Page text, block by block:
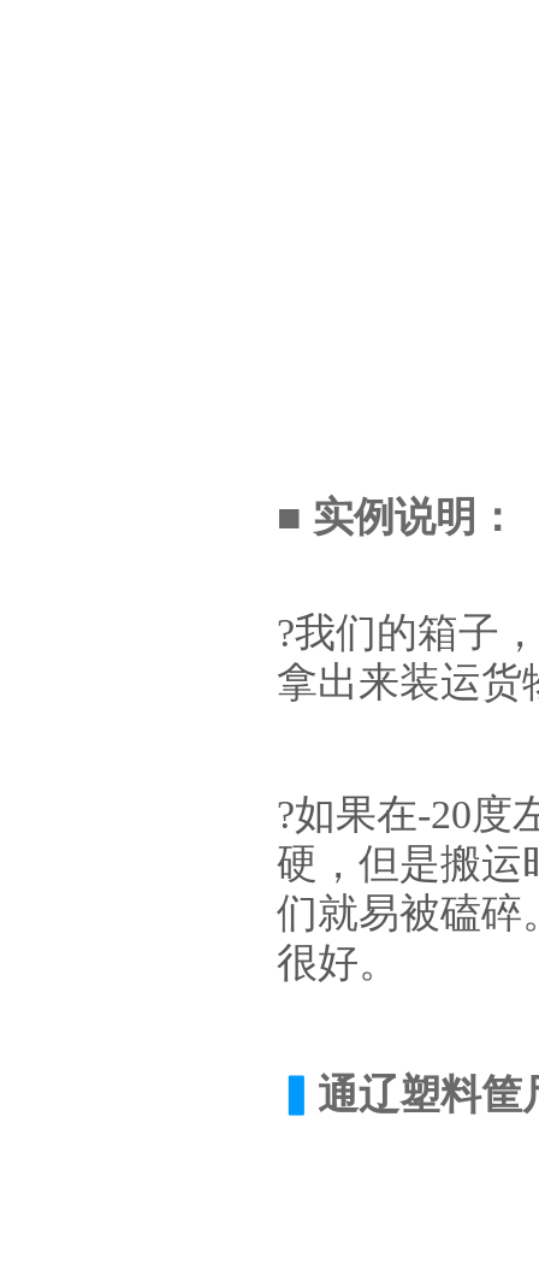
■ 实例说明：
?我们的箱子
拿出来装运货
?如果在-20度
硬，但是搬运
们就易被磕碎
很好。
通辽塑料筐